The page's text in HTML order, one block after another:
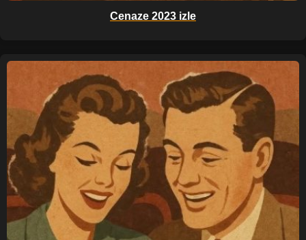
Cenaze 2023 izle